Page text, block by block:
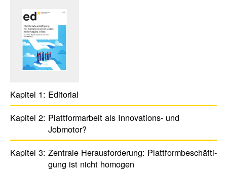
Kapitel 1: Edito­rial
Kapitel 2: Platt­form­ar­beit als Inno­va­tions- und
Jobmotor?
Kapitel 3: Zentrale Heraus­for­de­rung: Platt­form­be­schäf­ti­
gung ist nicht homogen